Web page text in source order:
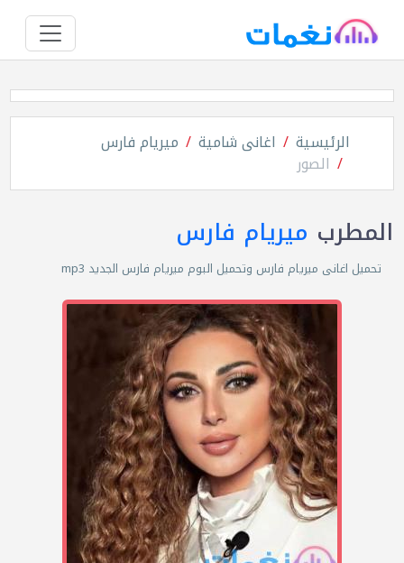
الرئيسية اغانى شامية ميريام فارس
الصور
المطرب ميريام فارس
تحميل اغانى ميريام فارس وتحميل البوم ميريام فارس الجديد mp3